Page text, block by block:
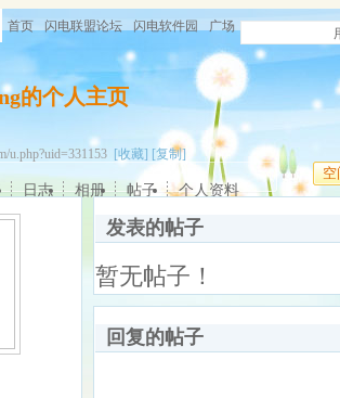
首页 闪电联盟论坛 闪电软件园 广场
的个人主页
u.php?uid=331153 [收藏] [复制]
空
日志 相册 帖子 个人资料
发表的帖子
暂无帖子！
回复的帖子